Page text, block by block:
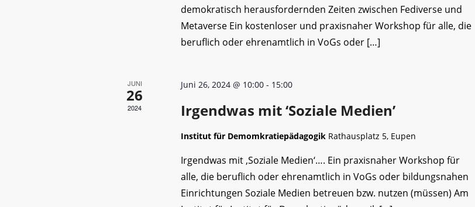
demokratisch herausfordernden Zeiten zwischen Fediverse und
Metaverse Ein kostenloser und praxisnaher Workshop für alle, die
beruflich oder ehrenamtlich in VoGs oder […]
JUNI
26
2024
Juni 26, 2024 @ 10:00 - 15:00
Irgendwas mit ‘Soziale Medien’
Institut für Demomkratiepädagogik Rathausplatz 5, Eupen
Irgendwas mit ‚Soziale Medien‘…. Ein praxisnaher Workshop für
alle, die beruflich oder ehrenamtlich in VoGs oder bildungsnahen
Einrichtungen Soziale Medien betreuen bzw. nutzen (müssen) Am